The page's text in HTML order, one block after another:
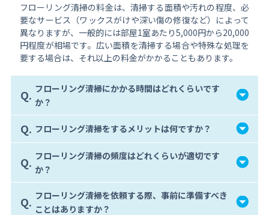
フローリング清掃の料金は、清掃する面積や汚れの程度、必
要なサービス（ワックスがけや深い傷の修復など）によって
異なりますが、一般的には部屋1室あたり5,000円から20,000
円程度が相場です。広い面積を清掃する場合や特殊な処理を
要する場合は、それ以上の料金がかかることもあります。
Q. フローリング清掃にかかる時間はどれくらいです
か？
Q. フローリング清掃をするメリットは何ですか？
Q. フローリング清掃の頻度はどれくらいが適切です
か？
Q. フローリング清掃を依頼する際、事前に準備すべき
ことはありますか？